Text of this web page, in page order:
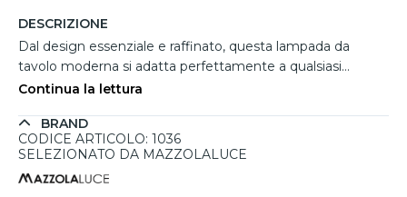
DESCRIZIONE
Dal design essenziale e raffinato, questa lampada da
tavolo moderna si adatta perfettamente a qualsiasi
ambiente grazie alla sua struttura minimalista. Realizzata
bianco, diffonde una luce morbida e accogliente, ideale
per la zona living o l’ufficio. La sua versatilità la rende
un tocco di eleganza senza risultare invasiva. Compatibile
Continua la lettura
BRAND
CODICE ARTICOLO: 1036
SELEZIONATO DA MAZZOLALUCE